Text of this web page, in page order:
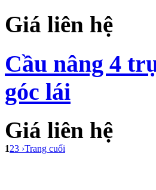
Giá liên hệ
Cầu nâng 4
góc lái
Giá liên hệ
123 ›Trang cuối